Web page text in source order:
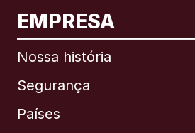
EMPRESA
Nossa história
Segurança
Países